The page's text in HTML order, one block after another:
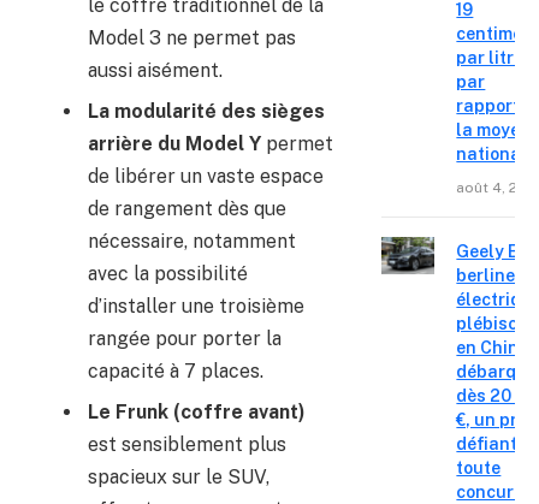
le coffre traditionnel de la
Model 3 ne permet pas
aussi aisément.
La modularité des sièges
arrière du Model Y permet
de libérer un vaste espace
de rangement dès que
nécessaire, notamment
avec la possibilité
d’installer une troisième
rangée pour porter la
capacité à 7 places.
Le Frunk (coffre avant)
est sensiblement plus
spacieux sur le SUV,
19
centimes
par litre
par
rapport à
la
nationale
août 4,
Geely E2
berline
en Chine
débarque
dès 20
€, un prix
défiant
toute